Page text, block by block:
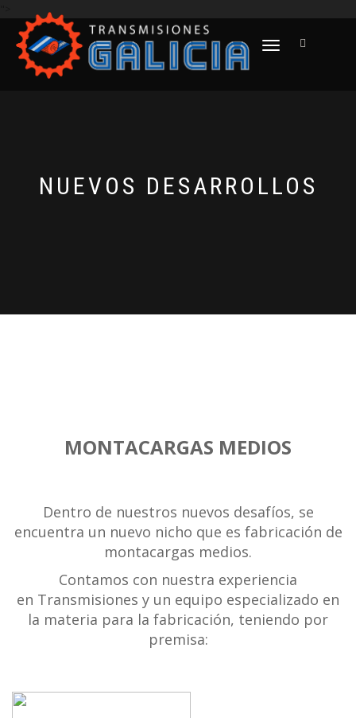
CAMBIAR NAVEGACIÓN
NUEVOS DESARROLLOS
MONTACARGAS MEDIOS
Dentro de nuestros nuevos desafíos, se
encuentra un nuevo nicho que es fabricación de
montacargas medios.
Contamos con nuestra experiencia
en Transmisiones y un equipo especializado en
la materia para la fabricación, teniendo por
premisa: